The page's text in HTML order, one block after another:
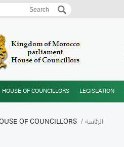
form
HOUSE OF COUNCILLORS LEGISLATION
OF COUNCILLORS / الرئاسة